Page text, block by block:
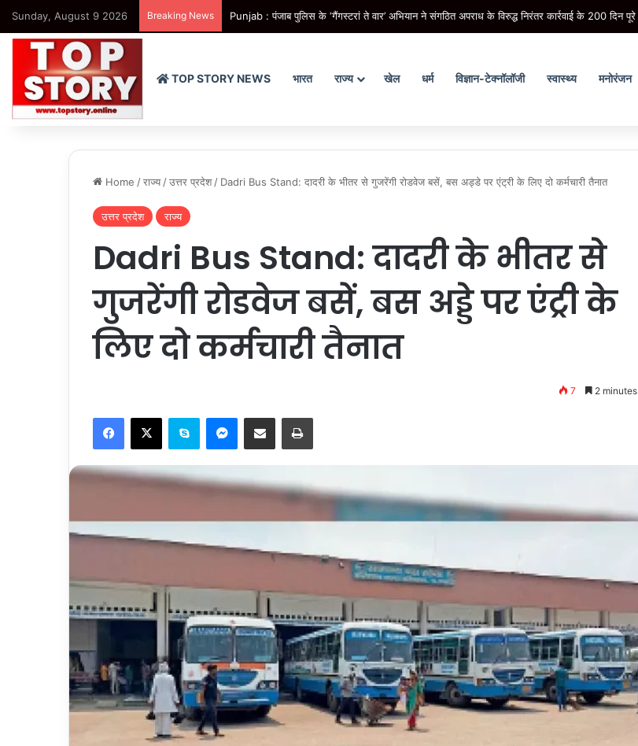
Sunday, August 9 2026 Breaking News Punjab : पंजाब पुलिस के ‘गैंगस्टरां ते वार’ अभियान ने संगठित अपराध के विरुद्ध निरंतर कार्रवाई के 200 दिन
TOP STORY NEWS भारत राज्य खेल धर्म विज्ञान-टेक्नॉलॉजी स्वास्थ्य मनोरंजन
Home /राज्य /उत्तर प्रदेश / Dadri Bus Stand: दादरी के भीतर से गुजरेंगी रोडवेज बसें, बस अड्डे पर एंट्री के लिए दो कर्मचारी तैनात
उत्तर प्रदेश राज्य
Dadri Bus Stand: दादरी के भीतर से
गुजरेंगी रोडवेज बसें, बस अड्डे पर एंट्री के
लिए दो कर्मचारी तैनात
7 2
Facebook
X Skype Messenger
Share via Email Print